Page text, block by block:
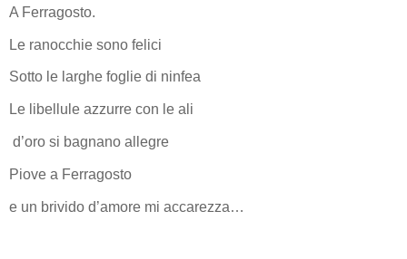
A Ferragosto.
Le ranocchie sono felici
Sotto le larghe foglie di ninfea
Le libellule azzurre con le ali
d’oro si bagnano allegre
Piove a Ferragosto
e un brivido d’amore mi accarezza…